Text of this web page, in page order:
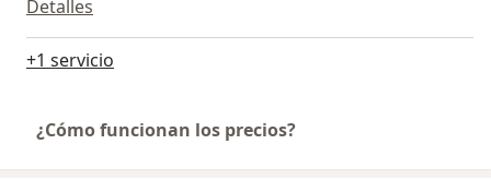
Detalles
+1 servicio
¿Cómo funcionan los precios?